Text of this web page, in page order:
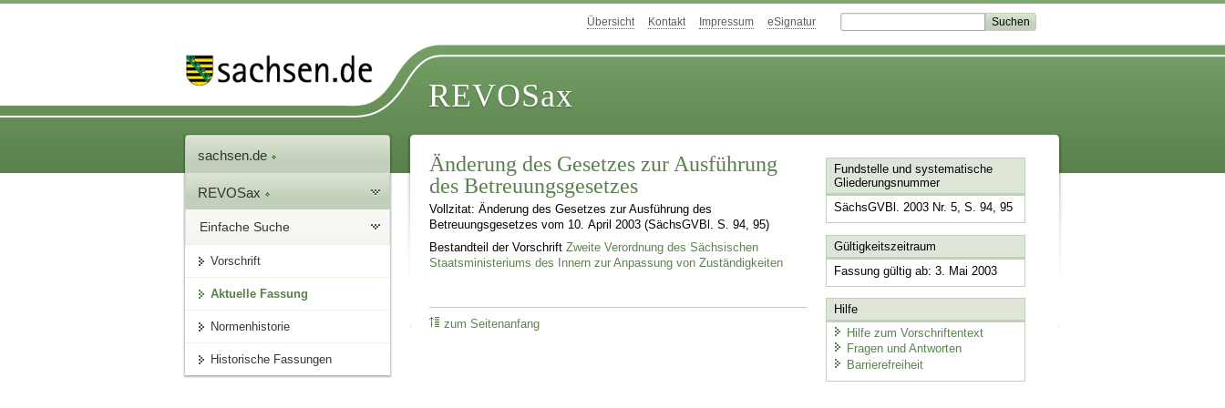
Übersicht Kontakt Impressum eSignatur
REVOSax
sachsen.de
REVOSax
Einfache Suche
Vorschrift
Aktuelle Fassung
Normenhistorie
Historische Fassungen
Änderung des Gesetzes zur Ausführung
des Betreuungsgesetzes
Vollzitat: Änderung des Gesetzes zur Ausführung des
Betreuungsgesetzes vom 10. April 2003 (SächsGVBl. S. 94, 95)
Bestandteil der VorschriftZweite Verordnung des Sächsischen
Staatsministeriums des Innern zur Anpassung von Zuständigkeiten
zum Seitenanfang
Fundstelle und systematische
Gliederungsnummer
SächsGVBl. 2003 Nr. 5, S. 94, 95
Gültigkeitszeitraum
Fassung gültig ab: 3. Mai 2003
Hilfe
Hilfe zum Vorschriftentext
Fragen und Antworten
Barrierefreiheit